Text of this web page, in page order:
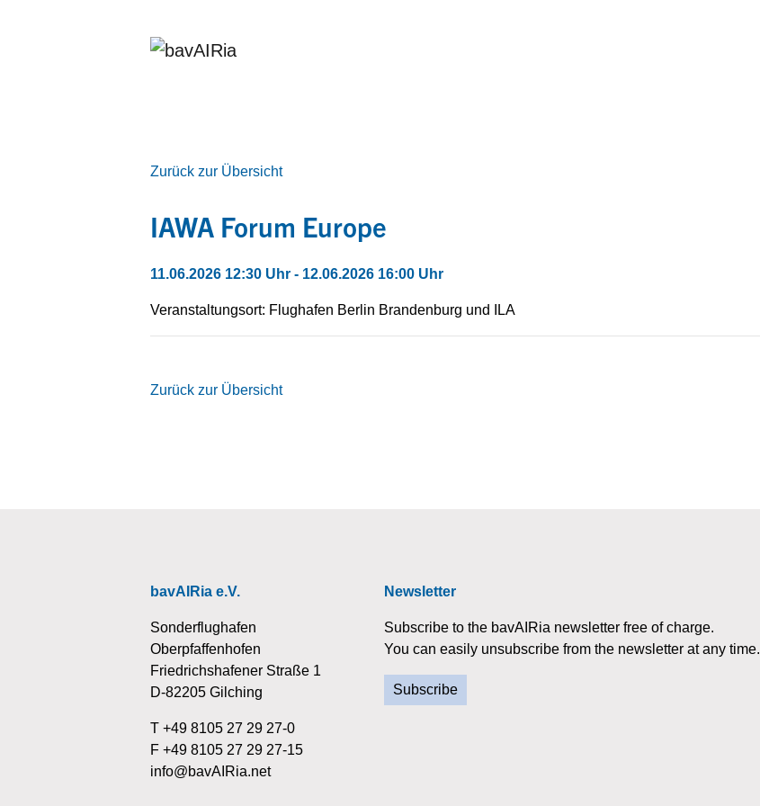
Zurück zur Übersicht
IAWA Forum Europe
11.06.2026 12:30 Uhr - 12.06.2026 16:00 Uhr
Veranstaltungsort: Flughafen Berlin Brandenburg und ILA
Zurück zur Übersicht
bavAIRia e.V.
Sonderflughafen
Oberpfaffenhofen
Friedrichshafener Straße 1
D-82205 Gilching
T +49 8105 27 29 27-0
F +49 8105 27 29 27-15
info@bavAIRia.net
Newsletter
Subscribe to the bavAIRia newsletter free of charge.
You can easily unsubscribe from the newsletter at any time.
Subscribe